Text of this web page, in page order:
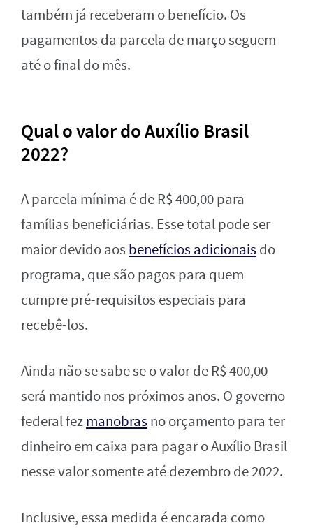
também já receberam o benefício. Os
pagamentos da parcela de março seguem
até o final do mês.
Qual o valor do Auxílio Brasil
2022?
A parcela mínima é de R$ 400,00 para
famílias beneficiárias. Esse total pode ser
maior devido aos benefícios adicionais do
programa, que são pagos para quem
cumpre pré-requisitos especiais para
recebê-los.
Ainda não se sabe se o valor de R$ 400,00
será mantido nos próximos anos. O governo
federal fezmanobras no orçamento para ter
dinheiro em caixa para pagar o Auxílio Brasil
nesse valor somente até dezembro de 2022.
Inclusive, essa medida é encarada como